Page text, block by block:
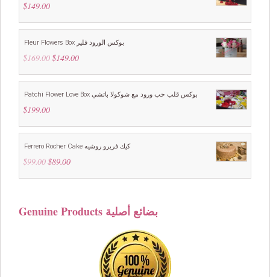
$149.00
Fleur Flowers Box بوكس الورود فلير
$169.00 Original
was:
$149.00Current
is:
Patchi Flower Love Box بوكس قلب حب ورود مع شوكولا باتشي
$199.00
Ferrero Rocher Cake كيك فريرو روشيه
$99.00 Original
was:
$89.00Current
is:
Genuine Products بضائع أصلية